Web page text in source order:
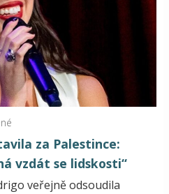
za Palestince:
vzdát se lidskosti“
veřejně odsoudila